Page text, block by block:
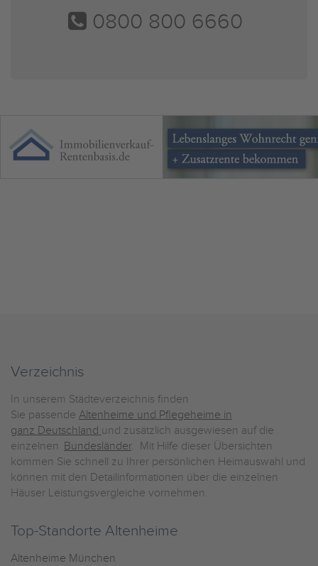
0800 800 6660
Verzeichnis
In unserem Städteverzeichnis finden
Sie passende Altenheime und Pflegeheime in
ganz Deutschland und zusätzlich ausgewiesen auf die
einzelnen Bundesländer. Mit Hilfe dieser Übersichten
kommen Sie schnell zu Ihrer persönlichen Heimauswahl und
können mit den Detailinformationen über die einzelnen
Häuser Leistungsvergleiche vornehmen.
Top-Standorte Altenheime
Altenheime München